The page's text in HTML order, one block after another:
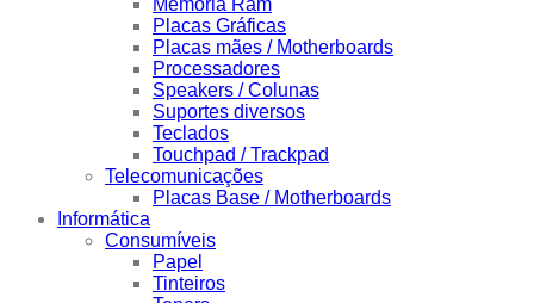
Memoria Ram
Placas Gráficas
Placas mães / Motherboards
Processadores
Speakers / Colunas
Suportes diversos
Teclados
Touchpad / Trackpad
Telecomunicações
Placas Base / Motherboards
Informática
Consumíveis
Papel
Tinteiros